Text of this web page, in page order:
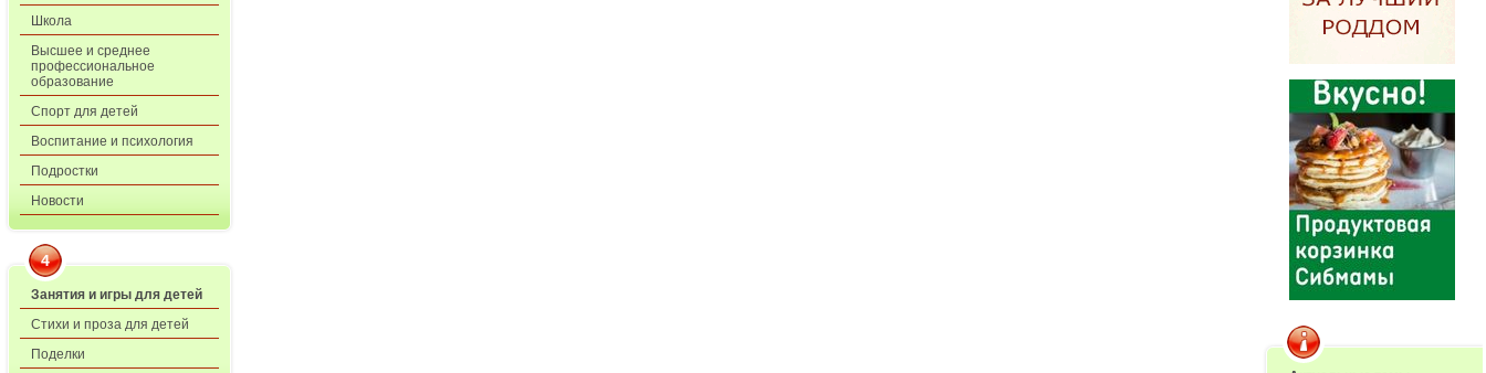
Школа
Высшее и среднее
профессиональное
образование
Спорт для детей
Воспитание и психология
Подростки
Новости
4
Занятия и игры для детей
Стихи и проза для детей
Поделки